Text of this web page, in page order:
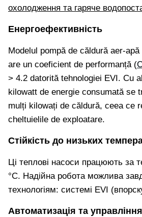
охолодження та гаряче
Енергоефективність
Modelul pompă de căldură aer-
are un coeficient de performanță (
> 4.2 datorită tehnologiei EVI. Cu
kilowatt de energie consumată se
mulți kilowați de căldură, ceea ce
cheltuielile de exploatare.
Стійкість до низьких
Ці теплові насоси працюють за
°C. Надійна робота можлива
технологіям: системі EVI
Автоматизація та управління